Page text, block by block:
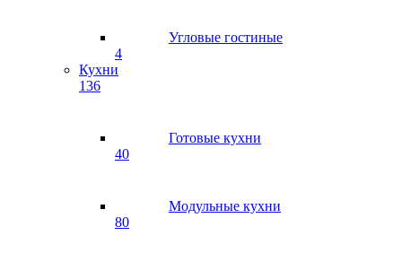
Угловые гостиные
4
Кухни
136
Готовые кухни
40
Модульные кухни
80